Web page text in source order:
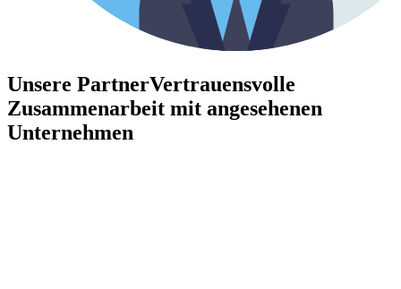
Unsere PartnerVertrauensvolle
Zusammenarbeit mit angesehenen
Unternehmen